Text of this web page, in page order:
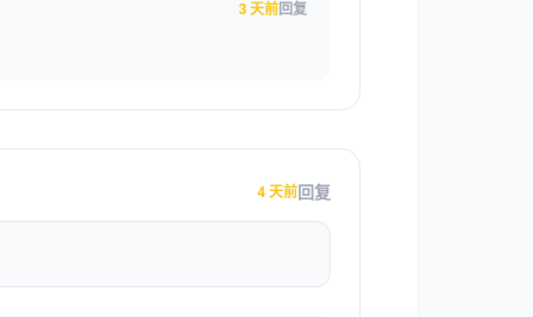
3 天前回复
4 天前 回复